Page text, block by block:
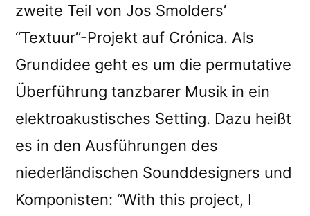
zweite Teil von Jos Smolders’
“Textuur”-Projekt auf Crónica. Als
Grundidee geht es um die permutative
Überführung tanzbarer Musik in ein
elektroakustisches Setting. Dazu heißt
es in den Ausführungen des
niederländischen Sounddesigners und
Komponisten: “With this project, I